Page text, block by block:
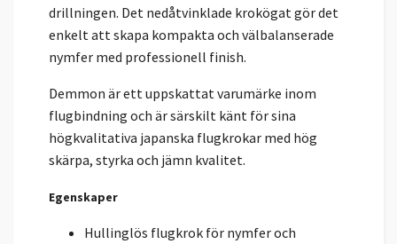
drillningen. Det nedåtvinklade krokögat gör det
enkelt att skapa kompakta och välbalanserade
nymfer med professionell finish.
Demmon är ett uppskattat varumärke inom
flugbindning och är särskilt känt för sina
högkvalitativa japanska flugkrokar med hög
skärpa, styrka och jämn kvalitet.
Egenskaper
Hullinglös flugkrok för nymfer och